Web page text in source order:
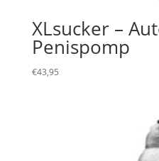
XLsucker –
Penispomp
€43,95